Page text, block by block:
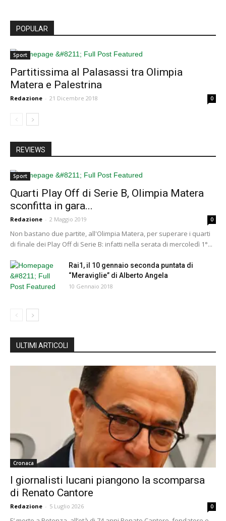
POPULAR
Sport
Partitissima al Palasassi tra Olimpia
Matera e Palestrina
Redazione - 21 Dicembre 2018 0
REVIEWS
Sport
Quarti Play Off di Serie B, Olimpia Matera
sconfitta in gara...
Redazione - 2 Maggio 2019 0
Non bastano due partite, all'Olimpia Matera, per superare i quarti
di finale dei Play Off di Serie B: infatti nella serata di mercoledì 1°...
Rai1, il 10 gennaio seconda puntata di
“Meraviglie” di Alberto Angela
10 Gennaio 2018
ULTIMI ARTICOLI
Cronaca
I giornalisti lucani piangono la scomparsa
di Renato Cantore
Redazione - 5 Luglio 2026 0